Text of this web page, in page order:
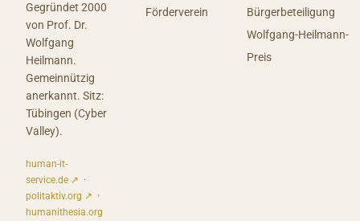
Gegründet 2000
von Prof. Dr.
Wolfgang
Heilmann.
Gemeinnützig
anerkannt. Sitz:
Tübingen (Cyber
Valley).
human-it-
service.de ↗ ·
politaktiv.org ↗ ·
humanithesia.org
Förderverein
Bürgerbeteiligung
Wolfgang-Heilmann-
Preis